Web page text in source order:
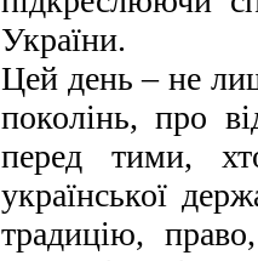
України.
Цей день – не
поколінь, про
перед тими,
української
традицію,